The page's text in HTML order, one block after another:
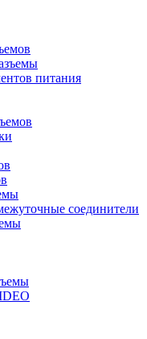
питания
соединители